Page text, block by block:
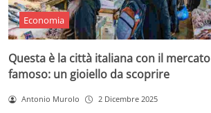
Economia
Questa è la città italiana con il
famoso: un gioiello da scoprire
Antonio Murolo 2 Dicembre 2025